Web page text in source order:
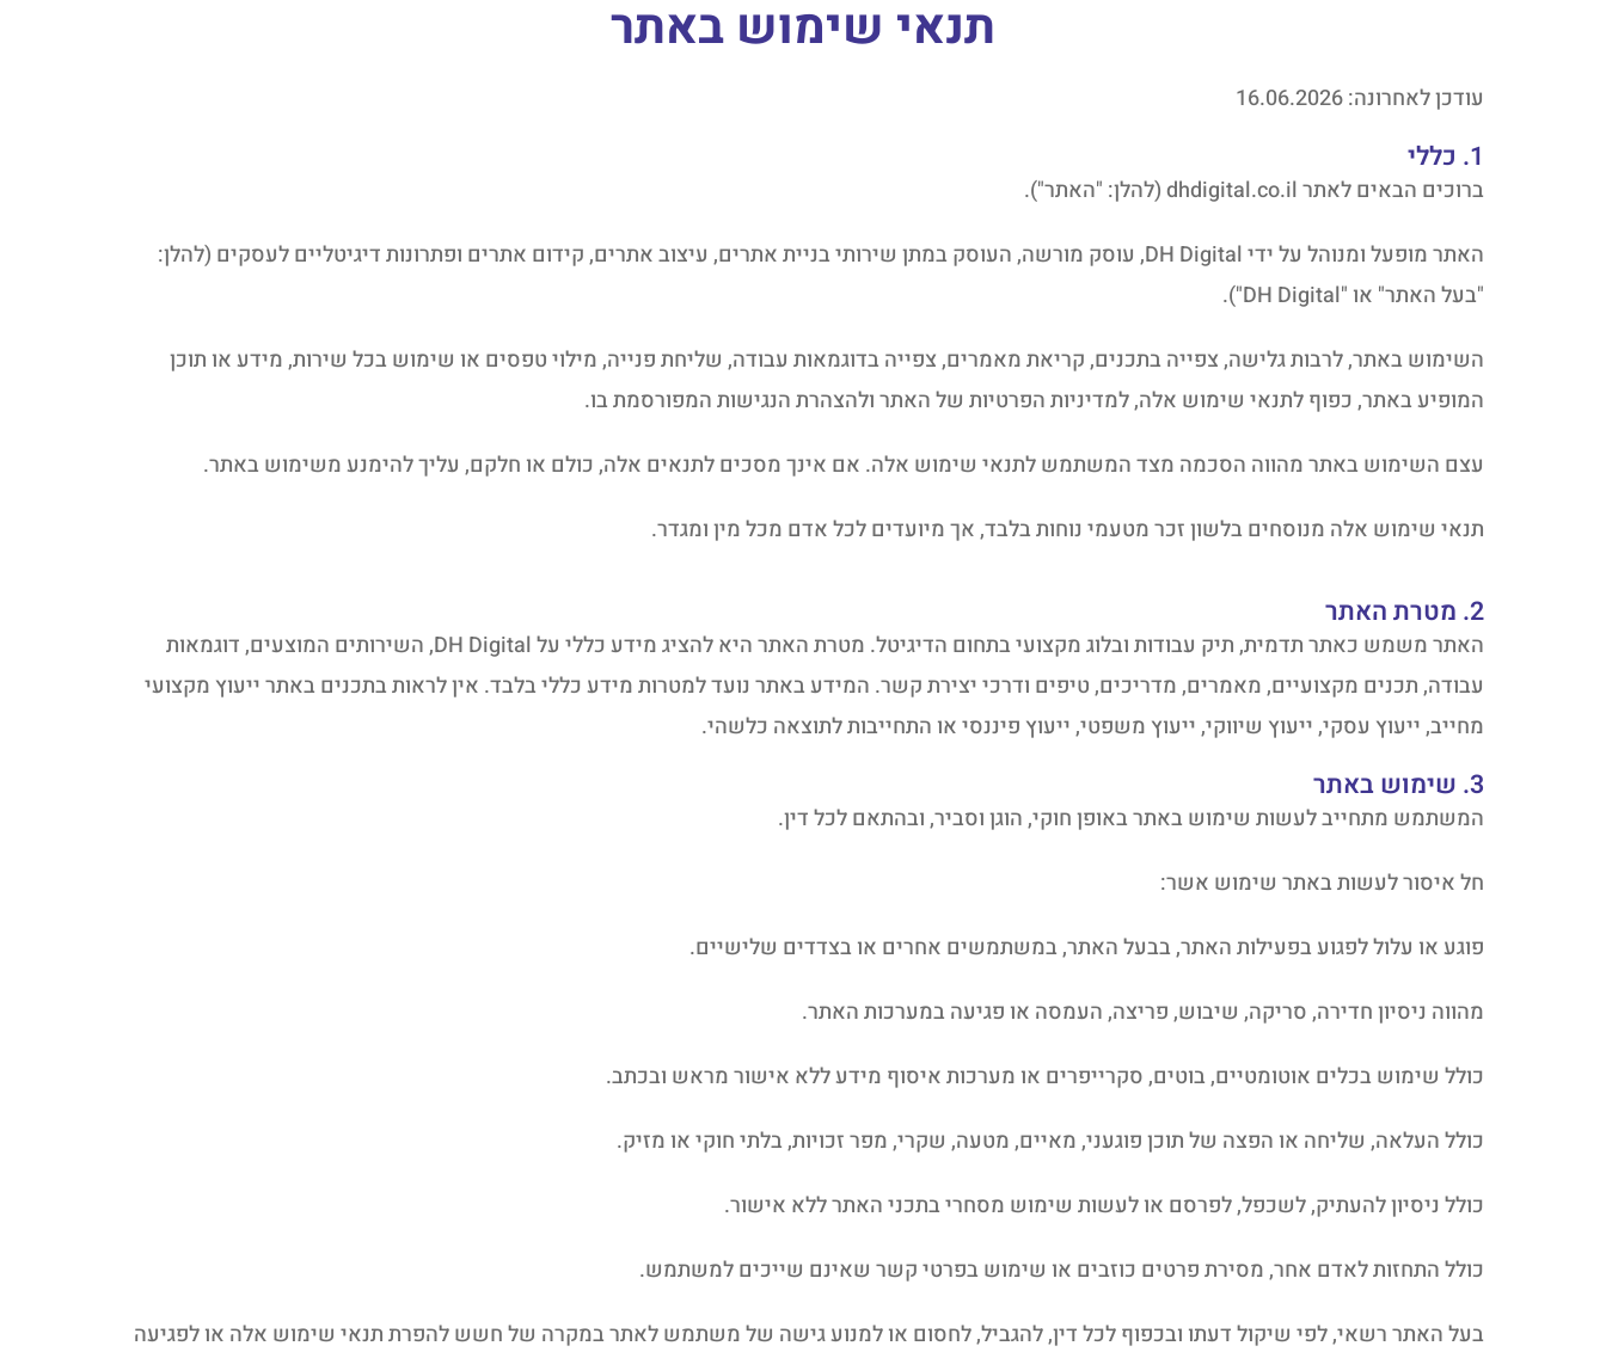
תנאי שימוש באתר
עודכן לאחרונה: 16.06.2026
1. כללי
ברוכים הבאים לאתר dhdigital.co.il (להלן: "האתר").
האתר מופעל ומנוהל על ידי DH Digital, עוסק מורשה, העוסק במתן שירותי בניית אתרים, עיצוב אתרים, קידום אתרים ופתרונות דיגיטליים לעסקים (להלן:
"בעל האתר" או "DH Digital").
השימוש באתר, לרבות גלישה, צפייה בתכנים, קריאת מאמרים, צפייה בדוגמאות עבודה, שליחת פנייה, מילוי טפסים או שימוש בכל שירות, מידע או תוכן
המופיע באתר, כפוף לתנאי שימוש אלה, למדיניות הפרטיות של האתר ולהצהרת הנגישות המפורסמת בו.
עצם השימוש באתר מהווה הסכמה מצד המשתמש לתנאי שימוש אלה. אם אינך מסכים לתנאים אלה, כולם או חלקם, עליך להימנע משימוש באתר.
תנאי שימוש אלה מנוסחים בלשון זכר מטעמי נוחות בלבד, אך מיועדים לכל אדם מכל מין ומגדר.
2. מטרת האתר
האתר משמש כאתר תדמית, תיק עבודות ובלוג מקצועי בתחום הדיגיטל. מטרת האתר היא להציג מידע כללי על DH Digital, השירותים המוצעים, דוגמאות
עבודה, תכנים מקצועיים, מאמרים, מדריכים, טיפים ודרכי יצירת קשר. המידע באתר נועד למטרות מידע כללי בלבד. אין לראות בתכנים באתר ייעוץ מקצועי
מחייב, ייעוץ עסקי, ייעוץ שיווקי, ייעוץ משפטי, ייעוץ פיננסי או התחייבות לתוצאה כלשהי.
3. שימוש באתר
המשתמש מתחייב לעשות שימוש באתר באופן חוקי, הוגן וסביר, ובהתאם לכל דין.
חל איסור לעשות באתר שימוש אשר:
פוגע או עלול לפגוע בפעילות האתר, בבעל האתר, במשתמשים אחרים או בצדדים שלישיים.
מהווה ניסיון חדירה, סריקה, שיבוש, פריצה, העמסה או פגיעה במערכות האתר.
כולל שימוש בכלים אוטומטיים, בוטים, סקרייפרים או מערכות איסוף מידע ללא אישור מראש ובכתב.
כולל העלאה, שליחה או הפצה של תוכן פוגעני, מאיים, מטעה, שקרי, מפר זכויות, בלתי חוקי או מזיק.
כולל ניסיון להעתיק, לשכפל, לפרסם או לעשות שימוש מסחרי בתכני האתר ללא אישור.
כולל התחזות לאדם אחר, מסירת פרטים כוזבים או שימוש בפרטי קשר שאינם שייכים למשתמש.
בעל האתר רשאי, לפי שיקול דעתו ובכפוף לכל דין, להגביל, לחסום או למנוע גישה של משתמש לאתר במקרה של חשש להפרת תנאי שימוש אלה או לפגיעה